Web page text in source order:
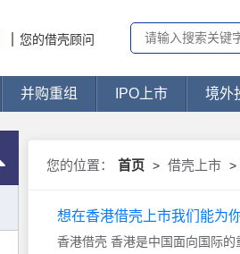
您的借壳顾问
并购重组 IPO上市 境外
您的位置： 首页 > 借壳上市 >
想在香港借壳上市我们能为
香港借壳 香港是中国面向国际